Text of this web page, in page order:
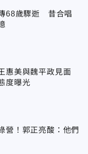
68歲驟逝 昔合唱
惠美與魏平政見面
度曝光
營！郭正亮酸：他們